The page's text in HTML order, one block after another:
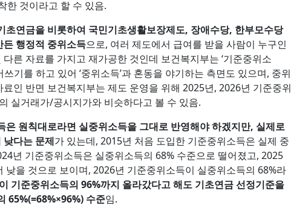
한 것이라고 할 수 있음.
초연금을 비롯하여 국민기초생활보장제도, 장애수당, 한부모수당
행정적 중위소득으로, 여러 제도에서 급여를 받을 사람이 누구인
른 자료를 가지고 재가공한 것인데 보건복지부는 ‘기준중위소
쓰기를 하고 있어 ‘중위소득’과 혼동을 야기하는 측면도 있으며, 중위
인 반면 보건복지부는 제도 운영을 위해 2025년, 2026년 기준중위
실거래가/공시지가와 비슷하다고 볼 수 있음.
은 원칙대로라면 실중위소득을 그대로 반영해야 하겠지만, 실제로
낮다는 문제가 있는데, 2015년 처음 도입한 기준중위소득은 실제 중
년 기준중위소득은 실중위소득의 68% 수준으로 떨어졌고, 2025
낮을 것으로 보이며, 2026년 기준중위소득이 실중위소득의 68%라
기준중위소득의 96%까지 올라갔다고 해도 기초연금 선정기준을
65%(=68%×96%) 수준임.